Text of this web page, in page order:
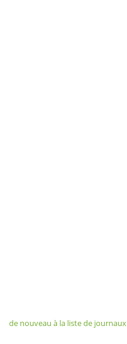
de nouveau à la liste de journaux